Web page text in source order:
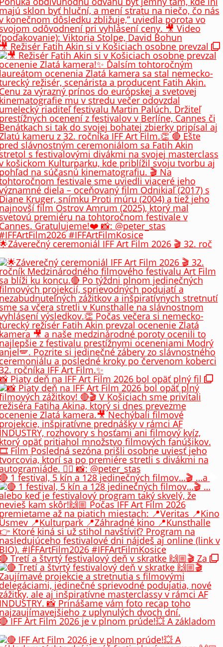
Režisér Fatih Akin si v Košiciach osobne prevzal
ceremoniál IFF Art Film 2026 🎬 32. roč
Piaty deň na IFF Art Film 2026 bol opäť plný fil
1 festival, 5 kín a 128 jedinečných filmov…🎬 …a
Tretí a štvrtý festivalový deň v skratke 🙌🏼🎬 Za
IFF Art Film 2026 je v plnom prúde!💥 A základom